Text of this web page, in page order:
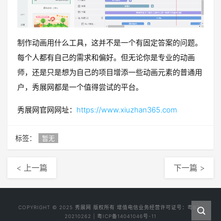
制作动画用什么工具，这并不是一个有固定答案的问题。
每个人都有自己的需求和偏好。但无论你是专业的动画
师，还是只是想为自己的项目增添一些动画元素的普通用
户，秀展网都是一个值得尝试的平台。
秀展网官网网址： https://www.xiuzhan365.com
标签： 暂无
< 上一篇 下一篇 >
COPYRIGHT © 2025 秀展网 版权所有 增值电信业务经营许可证号： 粤B2-
20210262
粤ICP备14041046号-11